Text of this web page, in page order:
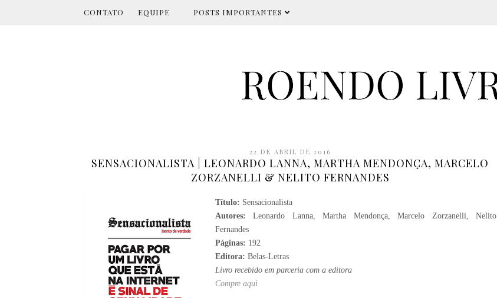
CONTATO EQUIPE POSTS IMPORTANTES
22 DE ABRIL DE 2016
SENSACIONALISTA | LEONARDO LANNA, MARTHA MENDONÇA, MARCELO
ZORZANELLI & NELITO FERNANDES
Título: Sensacionalista
Autores: Leonardo Lanna, Martha Mendonça, Marcelo Zorzanelli, Nelito
Fernandes
Páginas: 192
Editora: Belas-Letras
Livro recebido em parceria com a editora
Compre aqui